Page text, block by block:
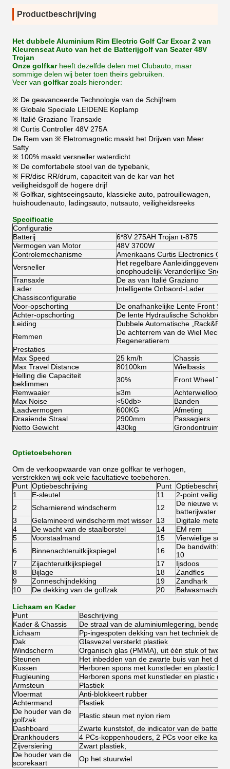
Productbeschrijving
Het dubbele Aluminium Rim Electric Golf Car Excar 2 van
Kleurenseat Auto van het de Batterijgolf van Seater 48V
Trojan
Onze golfkarheeft dezelfde delen met Clubauto, maar
sommige delen wij beter toen theirs gebruiken.
Veer van golfkarzoals hieronder:
※ De geavanceerde Technologie van de Schijfrem
※ Globale Speciale LEIDENE Koplamp
※ Italië Graziano Transaxle
※ Curtis Controller 48V 275A
De Rem van ※ Eletromagnetic maakt het Drijven van Meer
Safty
※ 100% maakt versneller waterdicht
※ De comfortabele stoel van de typebank,
※ FR/disc RR/drum, capaciteit van de kar van het
veiligheidsgolf de hogere drijf
※ Golfkar, sightseeingsauto, klassieke auto, patrouillewagen,
huishoudenauto, ladingsauto, nutsauto, veiligheidsreeks
Specificatie
Configuratie
Batterij
6*8V 275AH Trojan t-875
Vermogen van Motor
48V 3700W
Controlemechanisme
Amerikaans Curtis Electronics
Versneller
Het regelbare Aanleidinggevende
onophoudelijk Veranderlijke
Transaxle
De as van Italië Graziano
Lader
Intelligente Onbaord-Lader
Chassisconfiguratie
Voor-opschorting
De onafhankelijke Lente Front
Achter-opschorting
De lente Hydraulische
Leiding
Dubbele Automatische
Remmen
De achterrem van de Wiel
Regeneratierem
Prestaties
Max Speed
25 km/h
Chassis
Max Travel Distance
80100km
Wielbasis
Helling die Capaciteit
beklimmen
30%
Front Wheel
Remwaaier
≤3m
Max Noise
<50db>
Banden
Laadvermogen
600KG
Afmeting
Draaiende Straal
2900mm
Passagiers
Netto Gewicht
430kg Grondontruiming
Optietoebehoren
Om de verkoopwaarde van onze golfkar te verhogen,
verstrekken wij ook vele facultatieve toebehoren.
Punt Optiebeschrijving Punt
1
E-sleutel 11
2-point
2
Scharnierend windscherm 12
De nieuwe
batterijwater
3
Gelamineerd windscherm met wisser 13
Digitale meter
4
De wacht van de staalborstel 14
EM rem
5
Voorstaalmand 15
Vierwielige
6
Binnenachteruitkijkspiegel 16
De
10
7
Zijachteruitkijkspiegel 17
Ijsdoos
8
Bijlage 18
Zandfles
9
Zonneschijndekking 19
Zandhark
10
De dekking van de golfzak 20 Balwasmachine
Lichaam en Kader
Punt
Beschrijving
Kader & Chassis
De straal van de aluminiumlegering, bended
Lichaam
Pp-ingespoten dekking van het techniek de
Dak
Glasvezel versterkt plastiek
Windscherm
Organisch glas (PMMA), uit één stuk of twee
Steunen
Het inbedden van de zwarte buis van het
Kussen
Herboren spons met kunstleder en plastic
Rugleuning
Herboren spons met kunstleder en plastic
Armsteun
Plastiek
Vloermat
Anti-blokkeert rubber
Achtermand
Plastiek
De houder van de
golfzak
Plastic steun met nylon riem
Dashboard
Zwarte kunststof, de indicator van de
Drankhouders
4 PCs-koppenhouders, 2 PCs voor elke kant
Zijversiering
Zwart plastiek,
De houder van de
scorekaart
Op het stuurwiel